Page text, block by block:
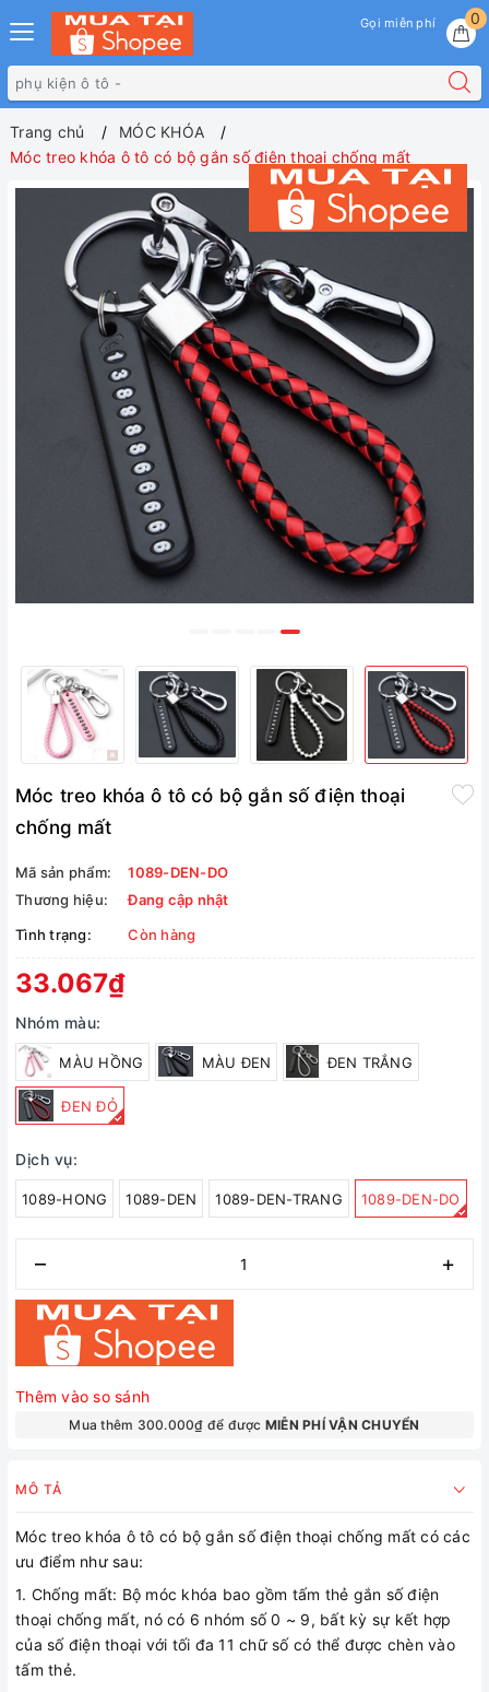
0
Gọi miễn phí
Trang chủ
MÓC KHÓA
Móc treo khóa ô tô có bộ gắn số điện thoại chống mất
Móc treo khóa ô tô có bộ gắn số điện thoại
chống mất
Mã sản phẩm:
1089-DEN-DO
Thương hiệu:
Đang cập nhật
Tình trạng:
Còn hàng
33.067₫
Nhóm màu:
MÀU HỒNG MÀU ĐEN ĐEN TRẮNG
ĐEN ĐỎ
Dịch vụ:
1089-HONG 1089-DEN 1089-DEN-TRANG 1089-DEN-DO
– +
Thêm vào so sánh
Mua thêm 300.000₫ để được MIỄN PHÍ VẬN CHUYỂN
MÔ TẢ
Móc treo khóa ô tô có bộ gắn số điện thoại chống mất có các
ưu điểm như sau:
1. Chống mất: Bộ móc khóa bao gồm tấm thẻ gắn số điện
thoại chống mất, nó có 6 nhóm số 0 ~ 9, bất kỳ sự kết hợp
của số điện thoại với tối đa 11 chữ số có thể được chèn vào
tấm thẻ.